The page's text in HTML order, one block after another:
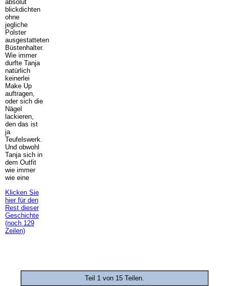
absolut
blickdichten
ohne
jegliche
Polster
ausgestatteten
Büstenhalter.
Wie immer
durfte Tanja
natürlich
keinerlei
Make Up
auftragen,
oder sich die
Nägel
lackieren,
den das ist
ja
Teufelswerk.
Und obwohl
Tanja sich in
dem Outfit
wie immer
wie eine
Klicken Sie
hier für den
Rest dieser
Geschichte
(noch 129
Zeilen)
Teil 1 von 15 Teilen.